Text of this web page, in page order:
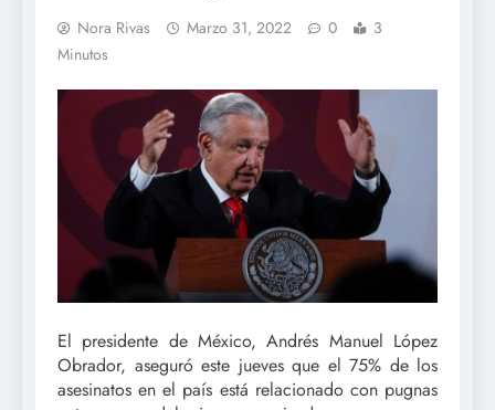
Nora Rivas Marzo 31, 2022 0
3
Minutos
El presidente de México, Andrés Manuel López
Obrador, aseguró este jueves que el 75% de los
asesinatos en el país está relacionado con pugnas